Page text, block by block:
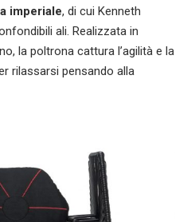
imperiale, di cui Kenneth
ali. Realizzata in
la poltrona cattura l’agilità e la
rilassarsi pensando alla